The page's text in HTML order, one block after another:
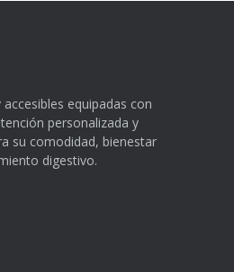
equipadas con
personalizada y
su comodidad, bienestar
digestivo.